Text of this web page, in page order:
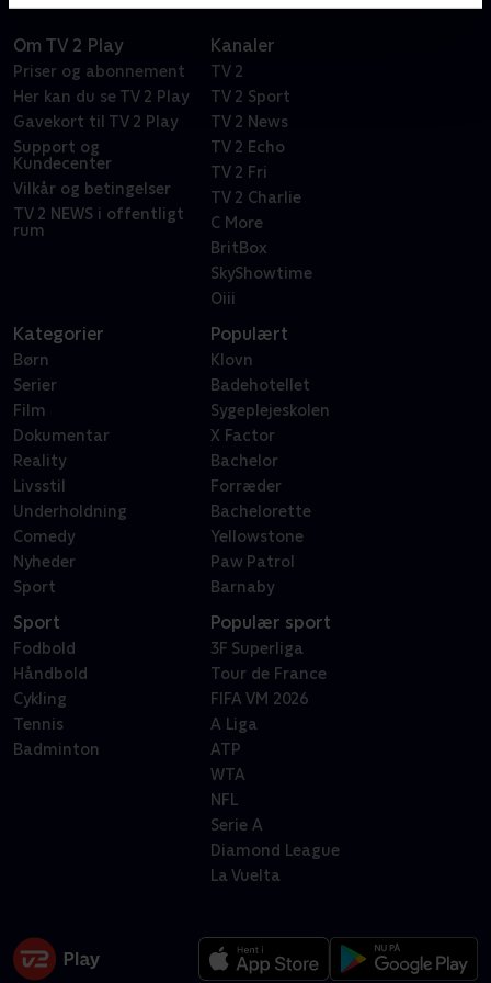
Om TV 2 Play
Priser og abonnement
Her kan du se TV 2 Play
Gavekort til TV 2 Play
Support og
Kundecenter
Vilkår og betingelser
TV 2 NEWS i offentligt
rum
Kanaler
TV 2
TV 2 Sport
TV 2 News
TV 2 Echo
TV 2 Fri
TV 2 Charlie
C More
BritBox
SkyShowtime
Oiii
Kategorier
Børn
Serier
Film
Dokumentar
Reality
Livsstil
Underholdning
Comedy
Nyheder
Sport
Populært
Klovn
Badehotellet
Sygeplejeskolen
X Factor
Bachelor
Forræder
Bachelorette
Yellowstone
Paw Patrol
Barnaby
Sport
Fodbold
Håndbold
Cykling
Tennis
Badminton
Populær sport
3F Superliga
Tour de France
FIFA VM 2026
A Liga
ATP
WTA
NFL
Serie A
Diamond League
La Vuelta